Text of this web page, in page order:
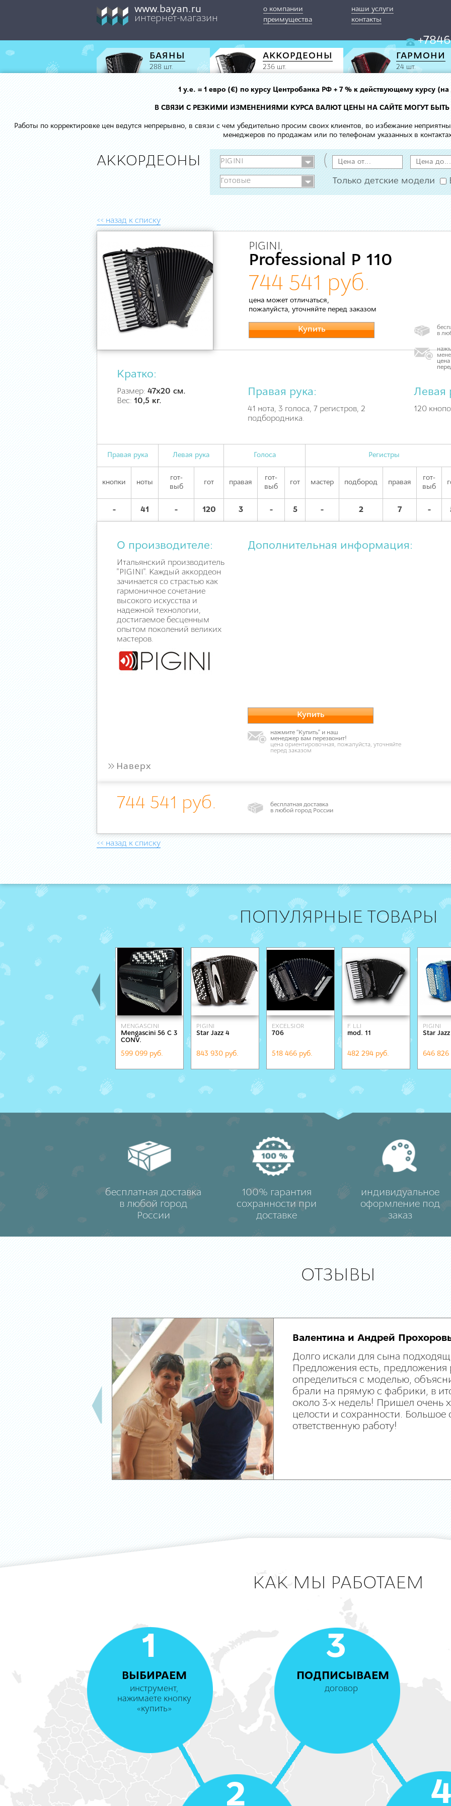
www.bayan.ru
интернет-магазин
о компании
наши услуги
преимущества
контакты
БАЯНЫ
288 шт.
АККОРДЕОНЫ
236 шт.
ГАРМОНИ
24 шт.
1 у.е. = 1 евро (€) по курсу Центробанка РФ + 7 % к действующему курсу
В СВЯЗИ С РЕЗКИМИ ИЗМЕНЕНИЯМИ КУРСА ВАЛЮТ ЦЕНЫ НА САЙТЕ МОГУТ
Работы по корректировке цен ведутся непрерывно, в связи с чем убедительно просим своих клиентов, во избежание
менеджеров по продажам или по телефонам указанных в
АККОРДЕОНЫ (
Только детские модели
<< назад к списку
PIGINI,
Professional P 110
744 541 руб.
цена может отличаться,
пожалуйста, уточняйте перед заказом
Купить
в
Кратко:
Размер: 47х20 см.
Вес: 10,5 кг.
Правая рука:
41 нота, 3 голоса, 7 регистров, 2
подбородника.
Левая
120
Правая рука Левая рука Голоса Регистры
кнопки ноты
гот-
выб
гот правая
гот-
выб
гот мастер подбород правая
гот-
выб
- 41 - 120 3 - 5 - 2 7 -
О производителе:
Итальянский производитель
"PIGINI". Каждый аккордеон
зачинается со страстью как
гармоничное сочетание
высокого искусства и
надежной технологии,
достигаемое бесценным
опытом поколений великих
мастеров.
Дополнительная информация:
Купить
нажмите “Купить” и наш
менеджер вам перезвонит!
цена ориентировочная, пожалуйста, уточняйте
перед заказом
» Наверх
744 541 руб.
бесплатная доставка
в любой город России
<< назад к списку
ПОПУЛЯРНЫЕ ТОВАРЫ
MENGASCINI
Mengascini 56 С 3
CONV.
599 099 руб.
PIGINI
Star Jazz 4
843 930 руб.
EXCELSIOR
706
518 466 руб.
F. LLI
ALESSANDRINI
mod. 11
482 294 руб.
PIGINI
Star
646 826
бесплатная доставка
в любой город
России
100% гарантия
сохранности при
доставке
индивидуальное
оформление под
заказ
ОТЗЫВЫ
Валентина и Андрей
Долго искали для сына
Предложения есть, предложения
определиться с моделью,
брали на прямую с фабрики, в
около 3-х недель! Пришел очень
целости и сохранности. Большое
ответственную работу!
КАК МЫ РАБОТАЕМ
1
ВЫБИРАЕМ
инструмент,
нажимаете кнопку
«купить»
3
ПОДПИСЫВАЕМ
договор
2 4